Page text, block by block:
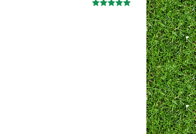
Жанна
06.10.2024